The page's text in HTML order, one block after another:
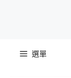
選單